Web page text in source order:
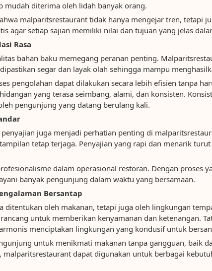
mudah diterima oleh lidah banyak orang.
malparitsrestaurant tidak hanya mengejar tren, tetapi
agar setiap sajian memiliki nilai dan tujuan yang jelas
Rasa
bahan baku memegang peranan penting.
segar dan layak olah sehingga mampu
pengolahan dapat dilakukan secara lebih efisien tanpa
yang terasa seimbang, alami, dan konsisten.
pengunjung yang datang berulang kali.
penyajian juga menjadi perhatian penting di
tetap terjaga. Penyajian yang rapi dan menarik
dalam operasional restoran. Dengan proses
banyak pengunjung dalam waktu yang bersamaan.
Bersantap
ditentukan oleh makanan, tetapi juga oleh lingkungan
untuk memberikan kenyamanan dan ketenangan.
menciptakan lingkungan yang kondusif untuk
untuk menikmati makanan tanpa gangguan, baik
dapat digunakan untuk berbagai